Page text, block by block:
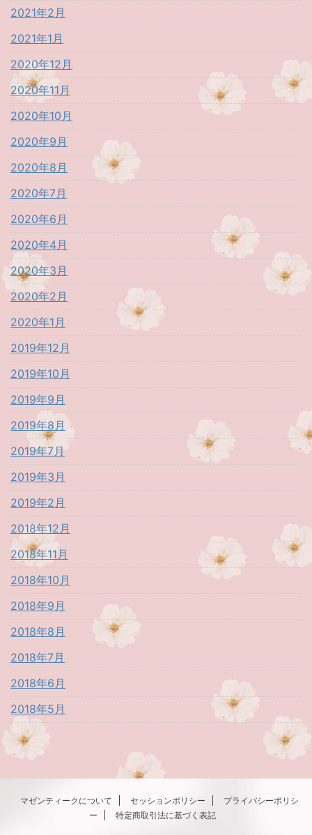
2021年2月
2021年1月
2020年12月
2020年11月
2020年10月
2020年9月
2020年8月
2020年7月
2020年6月
2020年4月
2020年3月
2020年2月
2020年1月
2019年12月
2019年10月
2019年9月
2019年8月
2019年7月
2019年3月
2019年2月
2018年12月
2018年11月
2018年10月
2018年9月
2018年8月
2018年7月
2018年6月
2018年5月
マゼンティークについて セッションポリシー
プライバシーポリシ
ー
特定商取引法に基づく表記